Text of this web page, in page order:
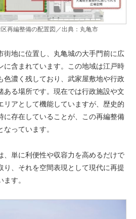
再編整備の配置図／出典：丸亀市
街地に位置し、丸亀城の大手門前に広
に含まれています。この地域は江戸時
色濃く残しており、武家屋敷地や行政
ある場所です。現在では行政施設や文
リアとして機能していますが、歴史的
に存在していることが、この再編整備
っています。
、単に利便性や収容力を高めるだけで
り、それを空間表現として現代に再提
す。